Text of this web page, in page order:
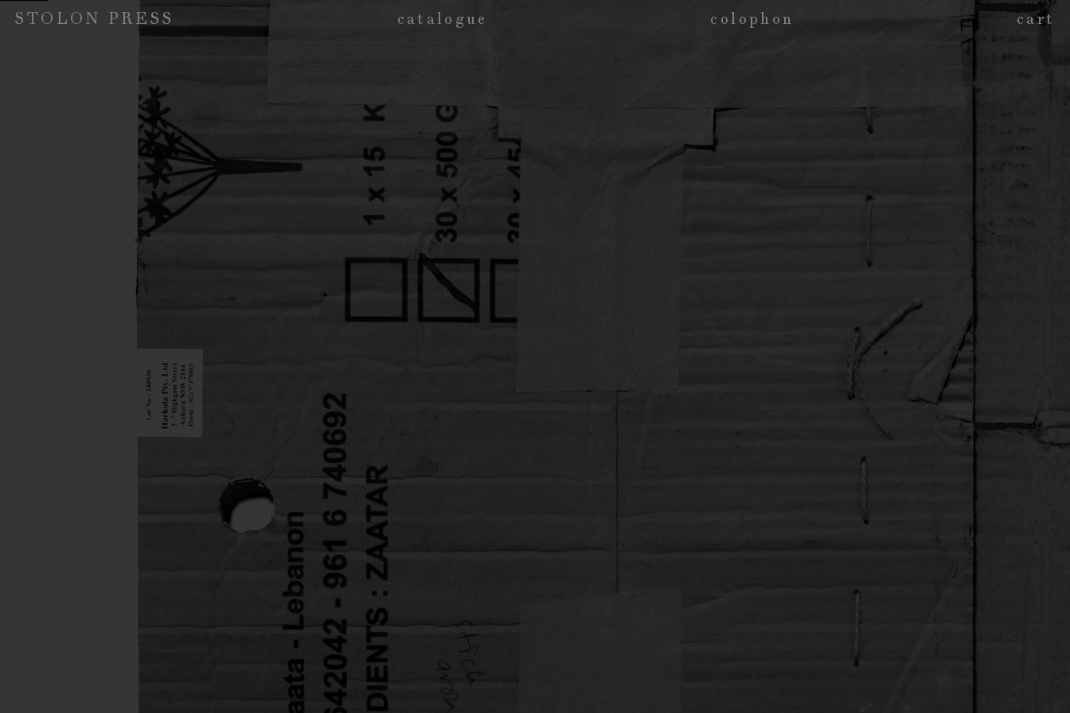
STOLON PRESS catalogue colophon cart